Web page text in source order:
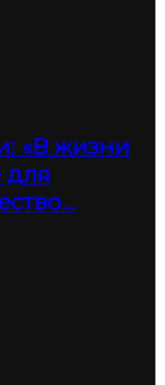
«В жизни
для